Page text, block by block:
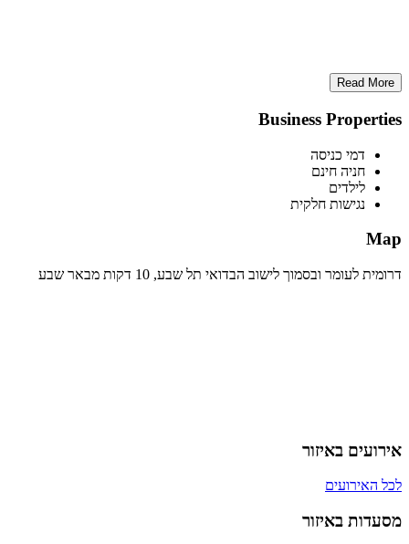
Read More
Business Properties
דמי כניסה
חניה חינם
לילדים
נגישות חלקית
Map
דרומית לעומר ובסמוך לישוב הבדואי תל שבע, 10 דקות מבאר שבע
אירועים באיזור
לכל האירועים
מסעדות באיזור